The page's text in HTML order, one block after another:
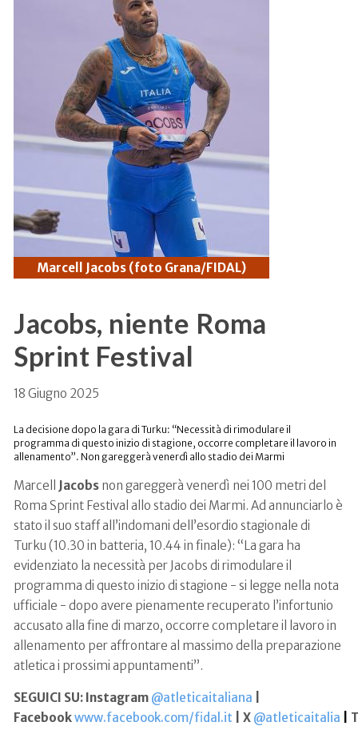
Marcell Jacobs (foto Grana/FIDAL)
Jacobs, niente Roma
Sprint Festival
18 Giugno 2025
La decisione dopo la gara di Turku: “Necessità di rimodulare il
programma di questo inizio di stagione, occorre completare il lavoro in
allenamento”. Non gareggerà venerdì allo stadio dei Marmi
Marcell Jacobs non gareggerà venerdì nei 100 metri del
Roma Sprint Festival allo stadio dei Marmi. Ad annunciarlo è
stato il suo staff all’indomani dell’esordio stagionale di
Turku (10.30 in batteria, 10.44 in finale): “La gara ha
evidenziato la necessità per Jacobs di rimodulare il
programma di questo inizio di stagione - si legge nella nota
ufficiale - dopo avere pienamente recuperato l’infortunio
accusato alla fine di marzo, occorre completare il lavoro in
allenamento per affrontare al massimo della preparazione
atletica i prossimi appuntamenti”.
SEGUICI SU: Instagram @atleticaitaliana
Facebookwww.facebook.com/fidal.it | X @atleticaitalia